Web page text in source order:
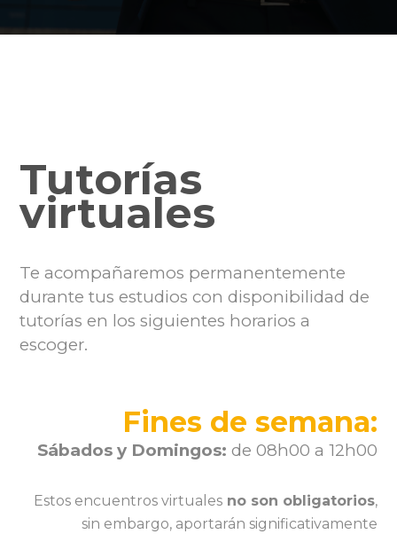
Tutorías
virtuales
Te acompañaremos permanentemente
durante tus estudios con disponibilidad de
tutorías en los siguientes horarios a
escoger.
Fines de semana:
Sábados y Domingos: de 08h00 a 12h00
Estos encuentros virtualesno son obligatorios,
sin embargo, aportarán significativamente